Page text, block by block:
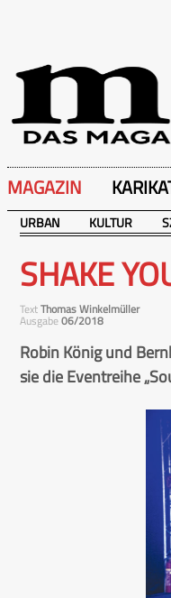
MAGAZIN
URBAN KULTUR
SHAKE
TextThomas Winkelmüller
Ausgabe06/2018
Robin König und
sie die Eventreihe